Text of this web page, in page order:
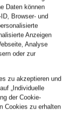
Daten können
Browser- und
Anzeigen
Analyse
oder zur
zu akzeptieren und
„Individuelle
der Cookie-
Cookies zu erhalten